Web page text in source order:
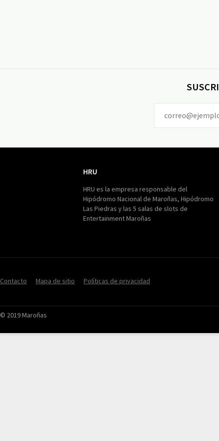
HRU
HRU es la empresa responsable del
Hipódromo Nacional de Maroñas, Hipódromo
Las Piedras y las 5 salas de slots de
Entertainment Maroñas
Contacto Mapa de sitio Políticas de privacidad
© 2019 Maroñas